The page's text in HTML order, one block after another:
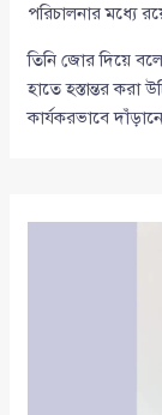
পরিচালনার মধ্যে
তিনি জোর দিয়ে
হাতে হস্তান্তর
কার্যকরভাবে